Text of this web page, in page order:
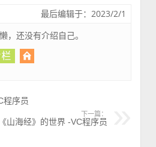
最后编辑于：2023/2/1
，还没有介绍自己。
程序员
下一篇：
山海经》的世界 -VC程序员